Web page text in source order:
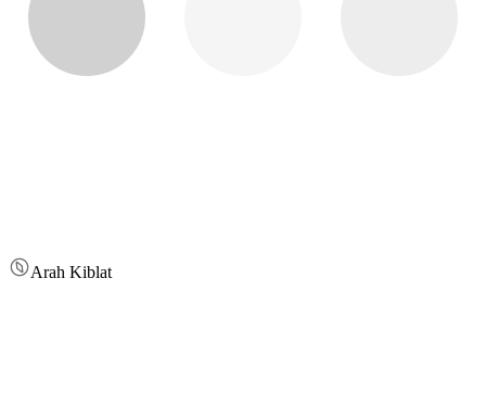
Arah Kiblat